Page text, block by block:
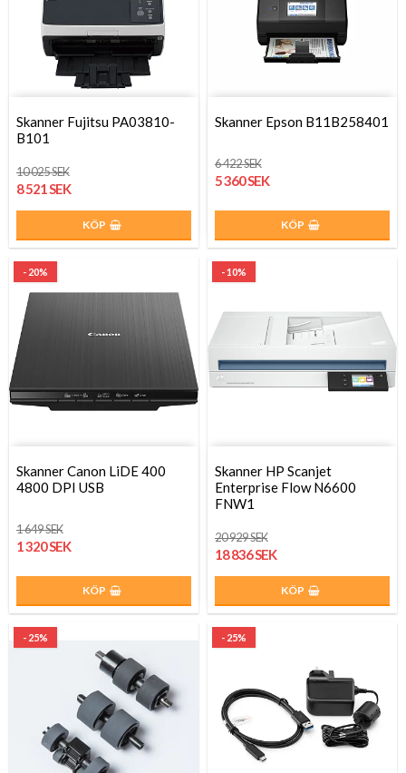
Skanner Fujitsu PA03810-
B101
10 025 SEK
8 521 SEK
KÖP
Skanner Epson B11B258401
6 422 SEK
5 360 SEK
KÖP
- 20%
Skanner Canon LiDE 400
4800 DPI USB
1 649 SEK
1 320 SEK
KÖP
- 10%
Skanner HP Scanjet
Enterprise Flow N6600
FNW1
20 929 SEK
18 836 SEK
KÖP
- 25% - 25%